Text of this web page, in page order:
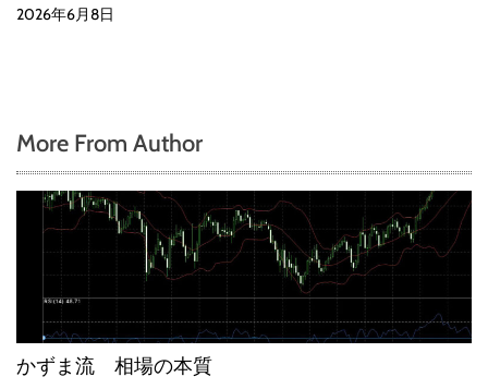
2026年6月8日
More From Author
かずま流 相場の本質